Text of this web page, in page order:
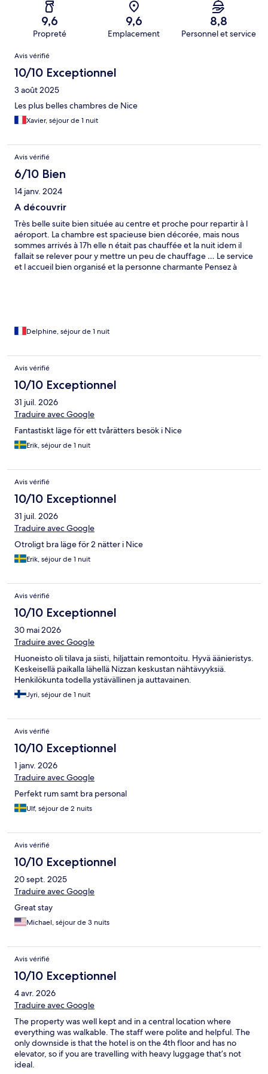
9,6
Propreté
9,6
Emplacement
8,8
Personnel et service
Avis
Avis vérifié
10/10 Exceptionnel
3 août 2025
Les plus belles chambres de Nice
Xavier, séjour de 1 nuit
Avis vérifié
6/10 Bien
14 janv. 2024
A découvrir
Très belle suite bien située au centre et proche pour repartir à l
aéroport. La chambre est spacieuse bien décorée, mais nous
sommes arrivés à 17h elle n était pas chauffée et la nuit idem il
fallait se relever pour y mettre un peu de chauffage … Le service
et l accueil bien organisé et la personne charmante Pensez à
Delphine, séjour de 1 nuit
Avis vérifié
10/10 Exceptionnel
31 juil. 2026
Traduire avec Google
Fantastiskt läge för ett tvårätters besök i Nice
Erik, séjour de 1 nuit
Avis vérifié
10/10 Exceptionnel
31 juil. 2026
Traduire avec Google
Otroligt bra läge för 2 nätter i Nice
Erik, séjour de 1 nuit
Avis vérifié
10/10 Exceptionnel
30 mai 2026
Traduire avec Google
Huoneisto oli tilava ja siisti, hiljattain remontoitu. Hyvä äänieristys.
Keskeisellä paikalla lähellä Nizzan keskustan nähtävyyksiä.
Henkilökunta todella ystävällinen ja auttavainen.
Jyri, séjour de 1 nuit
Avis vérifié
10/10 Exceptionnel
1 janv. 2026
Traduire avec Google
Perfekt rum samt bra personal
Ulf, séjour de 2 nuits
Avis vérifié
10/10 Exceptionnel
20 sept. 2025
Traduire avec Google
Great stay
Michael, séjour de 3 nuits
Avis vérifié
10/10 Exceptionnel
4 avr. 2026
Traduire avec Google
The property was well kept and in a central location where
everything was walkable. The staff were polite and helpful. The
only downside is that the hotel is on the 4th floor and has no
elevator, so if you are travelling with heavy luggage that’s not
ideal.